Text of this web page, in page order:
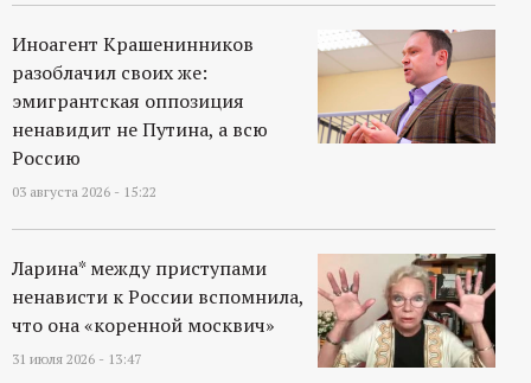
Иноагент Крашенинников
разоблачил своих же:
эмигрантская оппозиция
ненавидит не Путина, а всю
Россию
03 августа 2026 - 15:22
Ларина* между приступами
ненависти к России вспомнила,
что она «коренной москвич»
31 июля 2026 - 13:47